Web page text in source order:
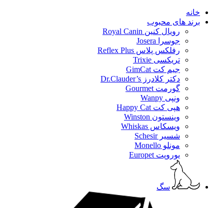
خانه
برند های محبوب
رویال کنین Royal Canin
جوسرا Josera
رفلکس پلاس Reflex Plus
تریکسی Trixie
جیم کت GimCat
دکتر کلادرز Dr.Clauder’s
گورمت Gourmet
ونپی Wanpy
هپی کت Happy Cat
وینستون Winston
ویسکاس Whiskas
شسیر Schesir
مونلو Monello
یوروپت Europet
سگ